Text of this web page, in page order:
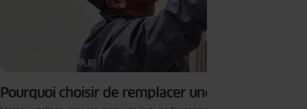
Pourquoi choisir de remplacer une fenêtre ?